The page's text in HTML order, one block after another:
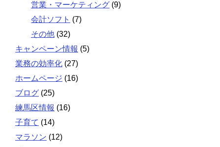
営業・マーケティング (9)
会計ソフト (7)
その他 (32)
キャンペーン情報 (5)
業務の効率化 (27)
ホームページ (16)
ブログ (25)
練馬区情報 (16)
子育て (14)
マラソン (12)